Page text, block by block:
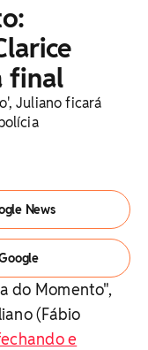
final
Juliano ficará
News
do Momento",
(Fábio
e